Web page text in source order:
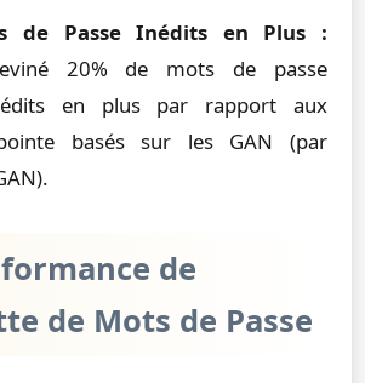
de Passe Inédits en Plus :
20% de mots de passe
en plus par rapport aux
basés sur les GAN (par
de
de Mots de Passe